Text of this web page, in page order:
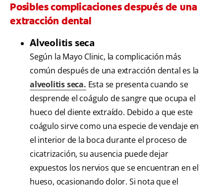
Posibles complicaciones después de una
extracción dental
Alveolitis seca
Según la Mayo Clinic, la complicación más
común después de una extracción dental es la
alveolitis seca. Esta se presenta cuando se
desprende el coágulo de sangre que ocupa el
hueco del diente extraído. Debido a que este
coágulo sirve como una especie de vendaje en
el interior de la boca durante el proceso de
cicatrización, su ausencia puede dejar
expuestos los nervios que se encuentran en el
hueso, ocasionando dolor. Si nota que el